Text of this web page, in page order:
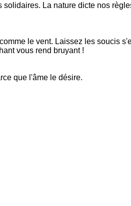
La nature dicte nos
le vent. Laissez les soucis
vous rend bruyant !
que l'âme le désire.